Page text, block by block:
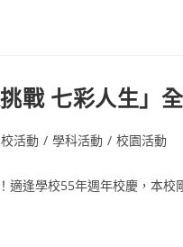
戰 七彩人生」
活動 / 學科活動 / 校園活動
適逢學校55年週年校慶，本校